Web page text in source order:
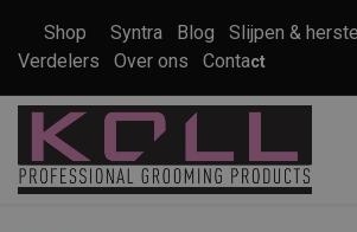
Shop Syntra Blog Slijpen &
Verdelers
Over ons Contact